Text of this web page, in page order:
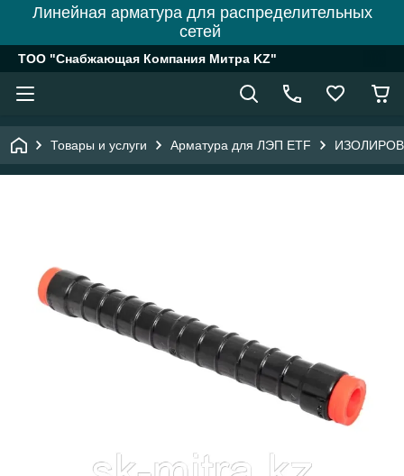
Линейная арматура для распределительных
сетей
ТОО "Снабжающая Компания Митра KZ"
Товары и услуги Арматура для ЛЭП ETF